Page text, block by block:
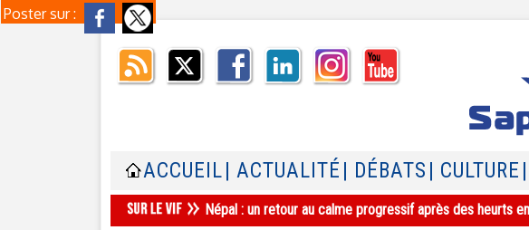
Poster sur :
ACCUEIL | ACTUALITÉ | DÉBATS | CULTURE
Népal : un retour au calme progressif après des heurts